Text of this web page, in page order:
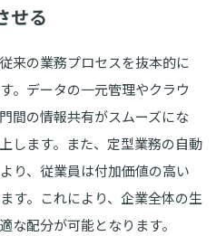
せる
来の業務プロセスを抜本的に
。データの一元管理やクラウ
間の情報共有がスムーズにな
します。また、定型業務の自動
り、従業員は付加価値の高い
す。これにより、企業全体の生
な配分が可能となります。